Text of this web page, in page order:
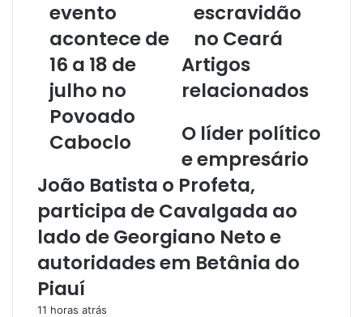
evento
acontece de
16 a 18 de
julho no
Povoado
Caboclo
escravidão
no Ceará
Artigos
relacionados
O líder político
e empresário
João Batista o Profeta,
participa de Cavalgada ao
lado de Georgiano Neto e
autoridades em Betânia do
Piauí
11 horas atrás